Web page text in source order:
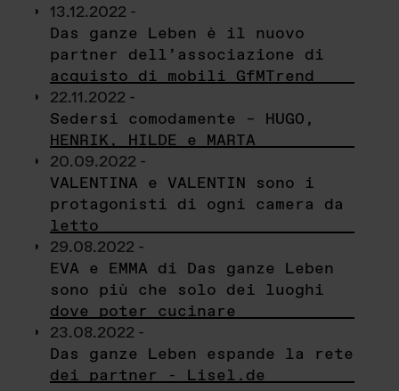
13.12.2022 -
Das ganze Leben è il nuovo
partner dell’associazione di
acquisto di mobili GfMTrend
22.11.2022 -
Sedersi comodamente – HUGO,
HENRIK, HILDE e MARTA
20.09.2022 -
VALENTINA e VALENTIN sono i
protagonisti di ogni camera da
letto
29.08.2022 -
EVA e EMMA di Das ganze Leben
sono più che solo dei luoghi
dove poter cucinare
23.08.2022 -
Das ganze Leben espande la rete
dei partner - Lisel.de